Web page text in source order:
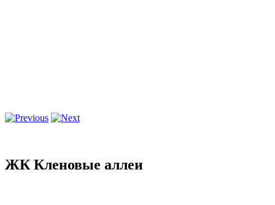
ЖК Кленовые аллеи